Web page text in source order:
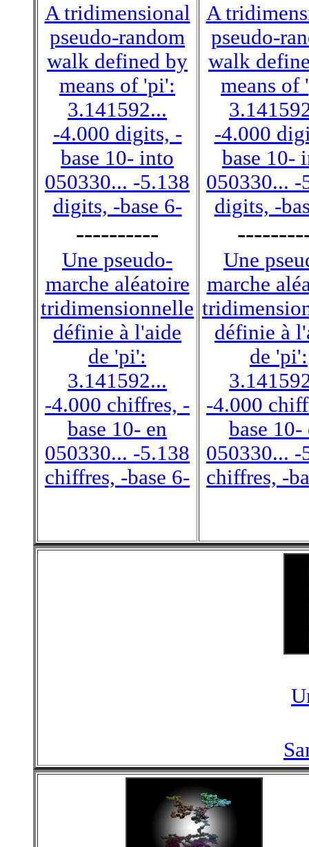
A tridimensional
pseudo-random
walk defined by
means of 'pi':
3.141592...
-4.000 digits, -
base 10- into
050330... -5.138
digits, -base 6-
----------
Une pseudo-
marche aléatoire
tridimensionnelle
définie à l'aide
de 'pi':
3.141592...
-4.000 chiffres, -
base 10- en
050330... -5.138
chiffres, -base 6-
A
pseudo-
walk
means of
-4.000
base 10-
050330... -
digits, -
Une
marche
définie à
de 'pi':
-4.000
base 10-
050330... -
chiffres, -